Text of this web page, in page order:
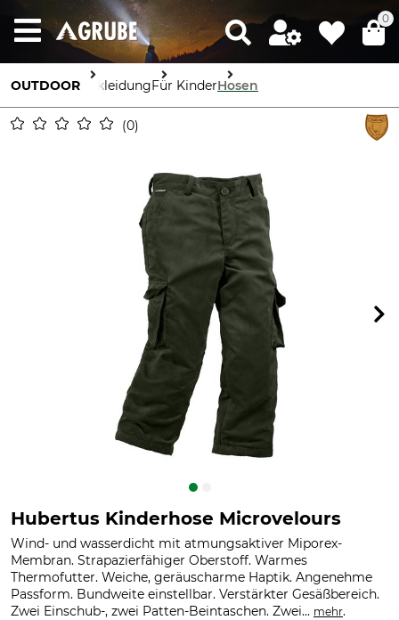
0
OUTDOOR BekleidungFür KinderHosen
0
Hubertus Kinderhose Microvelours
Wind- und wasserdicht mit atmungsaktiver Miporex-
Membran. Strapazierfähiger Oberstoff. Warmes
Thermofutter. Weiche, geräuscharme Haptik. Angenehme
Passform. Bundweite einstellbar. Verstärkter Gesäßbereich.
Zwei Einschub-, zwei Patten-Beintaschen. Zwei... mehr.